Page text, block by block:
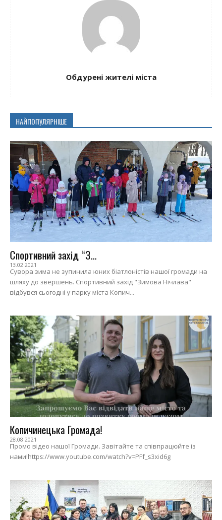
Обдурені жителі міста
НАЙПОПУЛЯРНІШЕ
Спортивний захід “З...
13.02.2021
Сувора зима не зупинила юних біатлоністів нашої громади на
шляху до звершень. Спортивний захід "Зимова Нічлава"
відбувся сьогодні у парку міста Копич...
Копичинецька Громада!
28.08.2021
Промо відео нашої Громади. Завітайте та співпрацюйте із
нами!https://www.youtube.com/watch?v=PFf_s3xid6g